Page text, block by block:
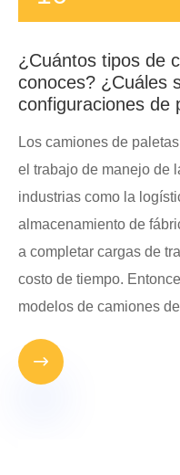
¿Cuántos tipos de
conoces? ¿Cuáles
configuraciones de
Los camiones de
el trabajo de manejo de
industrias como la
almacenamiento de
a completar cargas de
costo de tiempo.
modelos de camiones
